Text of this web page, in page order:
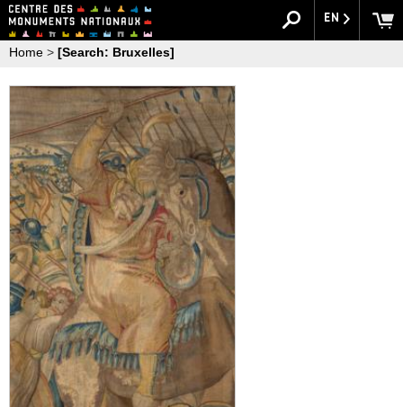
EN
Home > [Search: Bruxelles]